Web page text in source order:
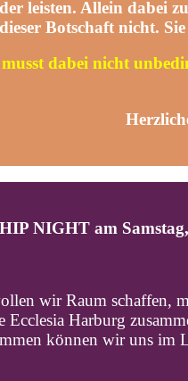
leisten. Allein dabei
Botschaft nicht.
dabei nicht
NIGHT am
wir Raum schaffen,
Ecclesia Harburg
können wir uns im